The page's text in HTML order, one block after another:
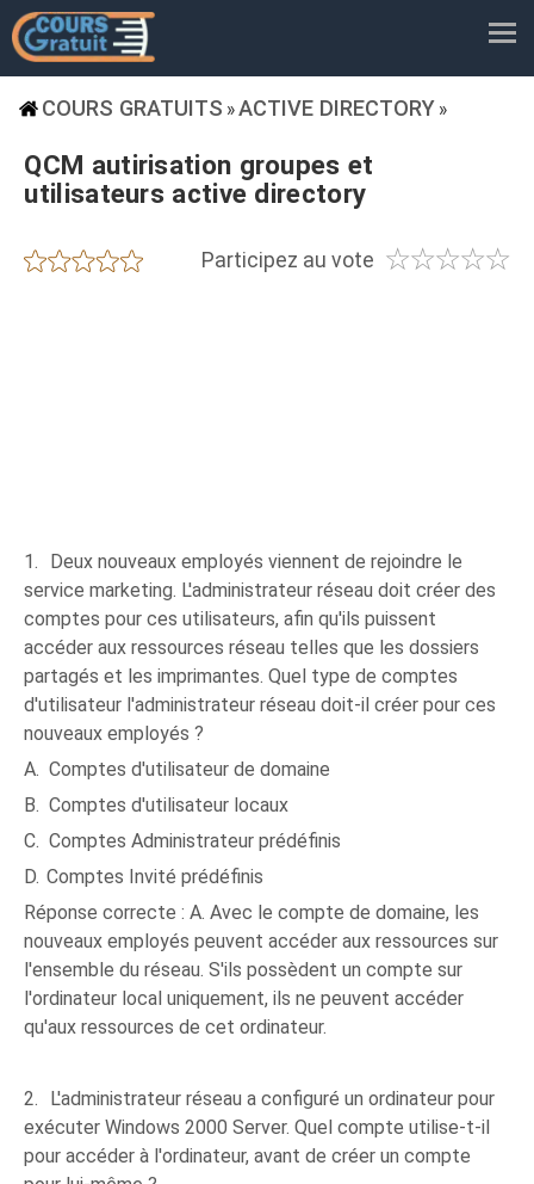
COURS GRATUITS »ACTIVE DIRECTORY »
QCM autirisation groupes et
utilisateurs active directory
Participez au vote ☆☆☆☆☆
★★★★★
1.
Deux nouveaux employés viennent de rejoindre le
service marketing. L'administrateur réseau doit créer des
comptes pour ces utilisateurs, afin qu'ils puissent
accéder aux ressources réseau telles que les dossiers
partagés et les imprimantes. Quel type de comptes
d'utilisateur l'administrateur réseau doit-il créer pour ces
nouveaux employés ?
A. Comptes d'utilisateur de domaine
B. Comptes d'utilisateur locaux
C. Comptes Administrateur prédéfinis
D. Comptes Invité prédéfinis
Réponse correcte : A. Avec le compte de domaine, les
nouveaux employés peuvent accéder aux ressources sur
l'ensemble du réseau. S'ils possèdent un compte sur
l'ordinateur local uniquement, ils ne peuvent accéder
qu'aux ressources de cet ordinateur.
2.
L'administrateur réseau a configuré un ordinateur pour
exécuter Windows 2000 Server. Quel compte utilise-t-il
pour accéder à l'ordinateur, avant de créer un compte